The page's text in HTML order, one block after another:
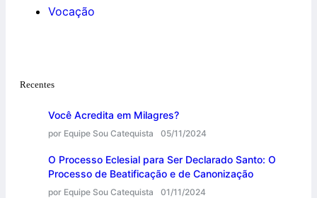
Vocação
Recentes
Você Acredita em Milagres?
por Equipe Sou Catequista 05/11/2024
O Processo Eclesial para Ser Declarado Santo: O
Processo de Beatificação e de Canonização
por Equipe Sou Catequista 01/11/2024